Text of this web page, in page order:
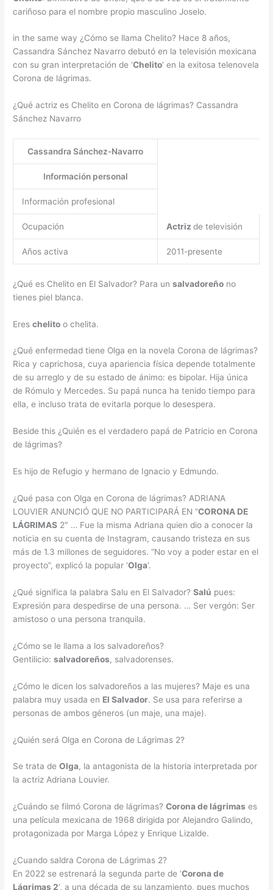
cariñoso para el nombre propio masculino Joselo.
in the same way ¿Cómo se llama Chelito? Hace 8 años,
Cassandra Sánchez Navarro debutó en la televisión mexicana
con su gran interpretación de ‘Chelito‘ en la exitosa telenovela
Corona de lágrimas.
¿Qué actriz es Chelito en Corona de lágrimas? Cassandra
Sánchez Navarro
Cassandra Sánchez-Navarro
Información personal
Información profesional
Ocupación Actriz de televisión
Años activa 2011-presente
¿Qué es Chelito en El Salvador? Para unsalvadoreño no
tienes piel blanca.
Ereschelito o chelita.
¿Qué enfermedad tiene Olga en la novela Corona de lágrimas?
Rica y caprichosa, cuya apariencia física depende totalmente
de su arreglo y de su estado de ánimo: es bipolar. Hija única
de Rómulo y Mercedes. Su papá nunca ha tenido tiempo para
ella, e incluso trata de evitarla porque lo desespera.
Beside this ¿Quién es el verdadero papá de Patricio en Corona
de lágrimas?
Es hijo de Refugio y hermano de Ignacio y Edmundo.
¿Qué pasa con Olga en Corona de lágrimas? ADRIANA
LOUVIER ANUNCIÓ QUE NO PARTICIPARÁ EN “CORONA DE
LÁGRIMAS 2″ … Fue la misma Adriana quien dio a conocer la
noticia en su cuenta de Instagram, causando tristeza en sus
más de 1.3 millones de seguidores. “No voy a poder estar en el
proyecto”, explicó la popular ‘Olga‘.
¿Qué significa la palabra Salu en El Salvador?Salú pues:
Expresión para despedirse de una persona. … Ser vergón: Ser
amistoso o una persona tranquila.
¿Cómo se le llama a los salvadoreños?
Gentilicio:salvadoreños, salvadorenses.
¿Cómo le dicen los salvadoreños a las mujeres? Maje es una
palabra muy usada en El Salvador. Se usa para referirse a
personas de ambos géneros (un maje, una maje).
¿Quién será Olga en Corona de Lágrimas 2?
Se trata deOlga, la antagonista de la historia interpretada por
la actriz Adriana Louvier.
¿Cuándo se filmó Corona de lágrimas?Corona de lágrimas es
una película mexicana de 1968 dirigida por Alejandro Galindo,
protagonizada por Marga López y Enrique Lizalde.
¿Cuando saldra Corona de Lágrimas 2?
En 2022 se estrenará la segunda parte de ‘Corona de
Lágrimas 2‘, a una década de su lanzamiento, pues muchos